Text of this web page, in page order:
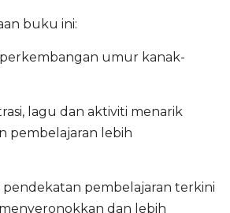
buku ini:
perkembangan umur kanak-
lagu dan aktiviti menarik
pembelajaran lebih
pembelajaran terkini
dan lebih